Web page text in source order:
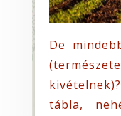
De
tábla,